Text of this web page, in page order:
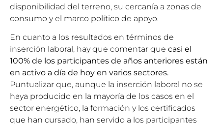
disponibilidad del terreno, su cercanía a zonas de
consumo y el marco político de apoyo.
En cuanto a los resultados en términos de
inserción laboral, hay que comentar que casi el
100% de los participantes de años anteriores están
en activo a día de hoy en varios sectores.
Puntualizar que, aunque la inserción laboral no se
haya producido en la mayoría de los casos en el
sector energético, la formación y los certificados
que han cursado, han servido a los participantes